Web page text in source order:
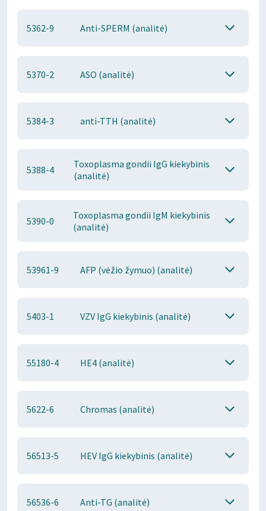
5362-9 Anti-SPERM (analitė)
5370-2 ASO (analitė)
5384-3 anti-TTH (analitė)
5388-4
Toxoplasma gondii IgG kiekybinis
(analitė)
5390-0
Toxoplasma gondii IgM kiekybinis
(analitė)
53961-9 AFP (vėžio žymuo) (analitė)
5403-1 VZV IgG kiekybinis (analitė)
55180-4 HE4 (analitė)
5622-6 Chromas (analitė)
56513-5 HEV IgG kiekybinis (analitė)
56536-6 Anti-TG (analitė)